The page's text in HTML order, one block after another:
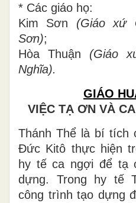
* Các giáo họ:
Kim Sơn (Giáo xứ
Sơn);
Hòa Thuận (Giáo
Nghĩa).
GIÁO
VIỆC TẠ ƠN VÀ
Thánh Thể là bí tích
Đức Kitô thực hiện
hy tế ca ngợi để tạ
dựng. Trong hy tế
công trình tạo dựng